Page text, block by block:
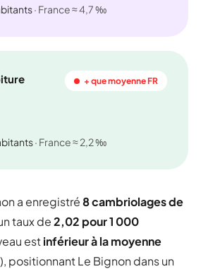
· France ≈ 4,7 ‰
+ que moyenne FR
· France ≈ 2,2 ‰
a enregistré8 cambriolages de
taux de2,02 pour 1 000
estinférieur à la moyenne
positionnant Le Bignon dans un